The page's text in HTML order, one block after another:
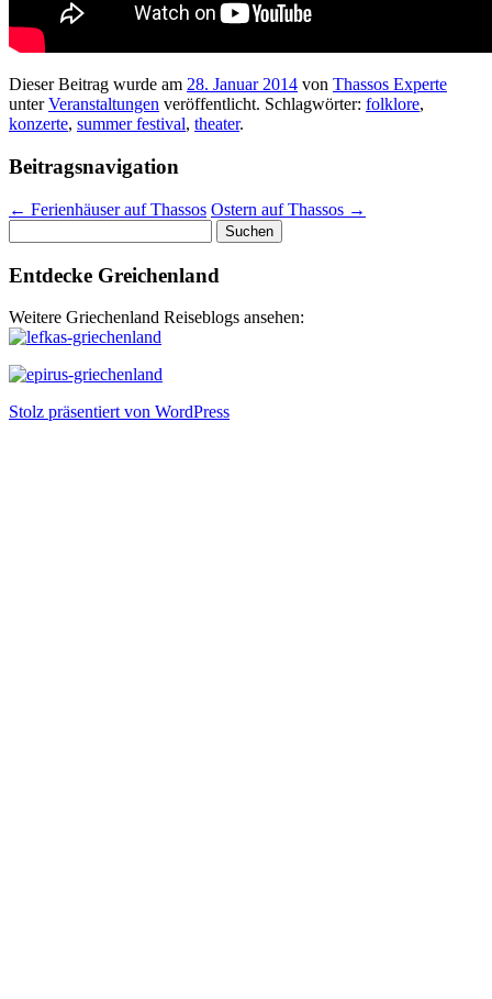
Dieser Beitrag wurde am 28. Januar 2014 von Thassos Experte
unterVeranstaltungen veröffentlicht. Schlagwörter: folklore,
konzerte, summer festival, theater.
Beitragsnavigation
← Ferienhäuser auf Thassos Ostern auf Thassos →
nach:
Entdecke Greichenland
Weitere Griechenland Reiseblogs ansehen:
Stolz präsentiert von WordPress